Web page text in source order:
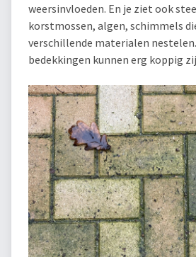
weersinvloeden. En je ziet ook
korstmossen, algen, schimmels
verschillende materialen
bedekkingen kunnen erg koppig